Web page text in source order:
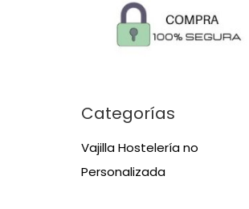
Categorías
Vajilla Hostelería no
Personalizada